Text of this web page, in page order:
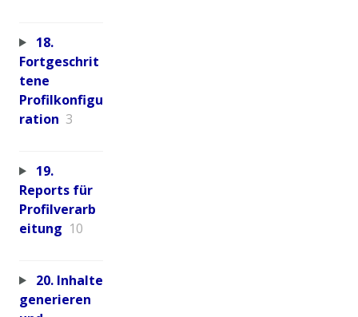
18.
Fortgeschrit
tene
Profilkonfigu
ration 3
19.
Reports für
Profilverarb
eitung 10
20. Inhalte
generieren